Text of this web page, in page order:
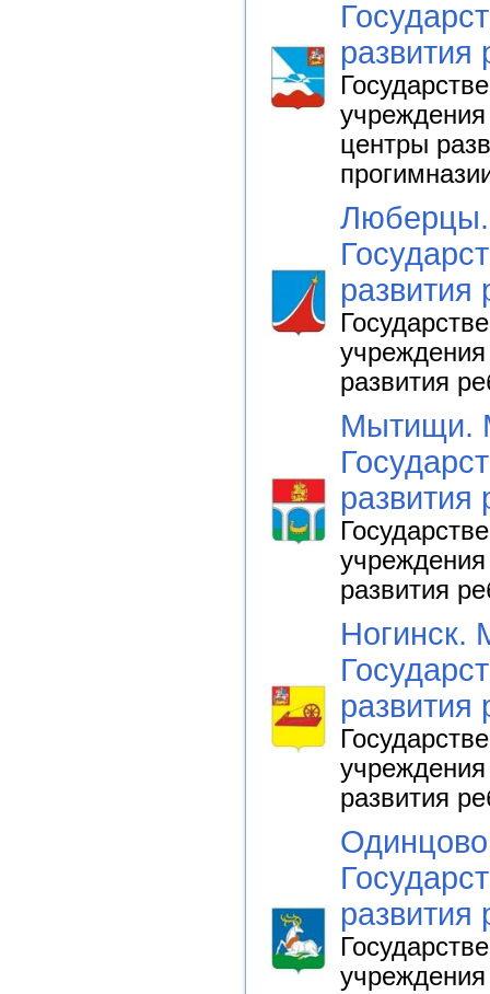
развития
учреждения
центры
Люберцы.
развития
развития
Мытищи.
развития
развития
Ногинск.
развития
развития
развития